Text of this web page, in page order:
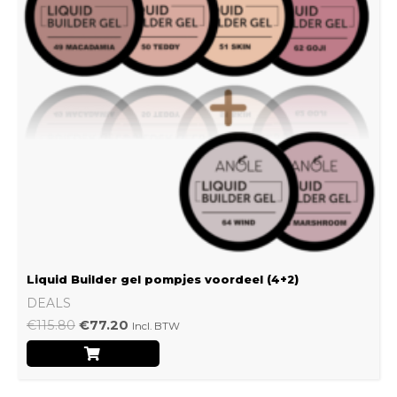
Liquid Builder gel pompjes voordeel (4+2)
DEALS
€115.80 €77.20 Incl. BTW